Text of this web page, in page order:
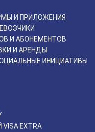
И ПРИЛОЖЕНИЯ
И АБОНЕМЕНТОВ
И АРЕНДЫ
ИНИЦИАТИВЫ
EXTRA